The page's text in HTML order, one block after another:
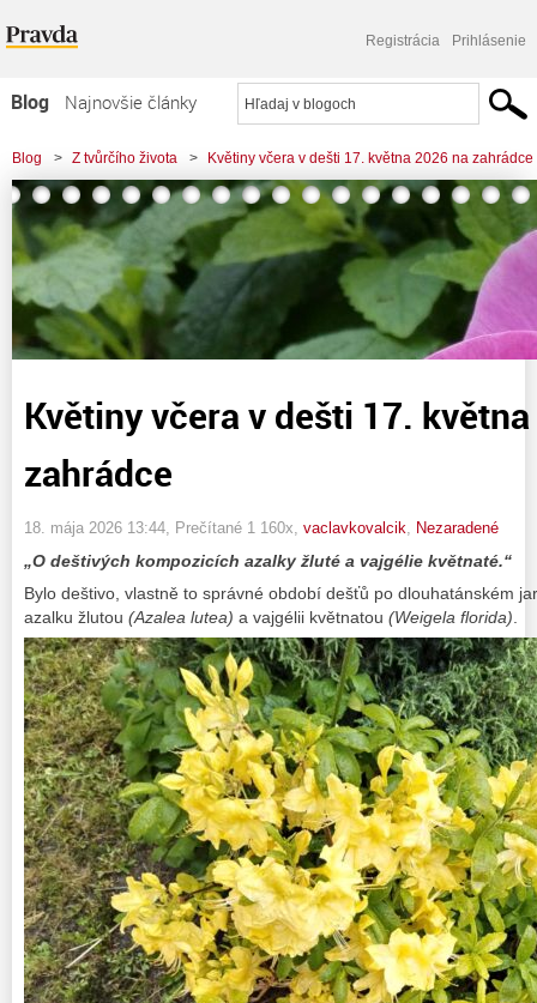
Registrácia Prihlásenie
Blog
Najnovšie články
Najčítanejšie články
Najkomentovanejšie články
Zoznam blogov
Komerčné blogy
Blog > Z tvůrčího života > Květiny včera v dešti 17. května 2026 na zahrádce
Květiny včera v dešti 17.
zahrádce
18. mája 2026 13:44 , Prečítané 1 160x, vaclavkovalcik Nezaradené
„O deštivých kompozicích azalky žluté a vajgélie květnaté.“
Bylo deštivo, vlastně to správné období dešťů po dlouhatánském
azalku žlutou (Azalea lutea) a vajgélii květnatou (Weigela florida)